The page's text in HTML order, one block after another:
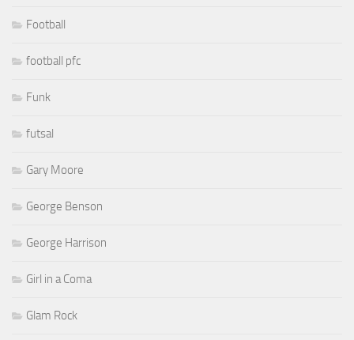
Football
football pfc
Funk
futsal
Gary Moore
George Benson
George Harrison
Girl in a Coma
Glam Rock